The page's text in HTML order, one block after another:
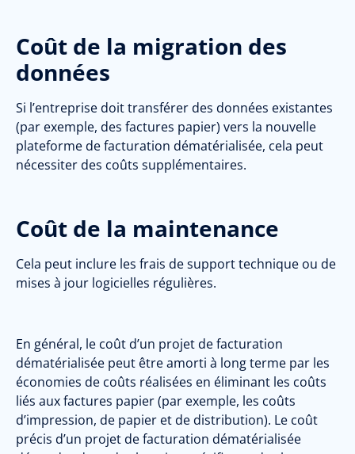
Coût de la migration des
données
Si l’entreprise doit transférer des données existantes
(par exemple, des factures papier) vers la nouvelle
plateforme de facturation dématérialisée, cela peut
nécessiter des coûts supplémentaires.
Coût de la maintenance
Cela peut inclure les frais de support technique ou de
mises à jour logicielles régulières.
En général, le coût d’un projet de facturation
dématérialisée peut être amorti à long terme par les
économies de coûts réalisées en éliminant les coûts
liés aux factures papier (par exemple, les coûts
d’impression, de papier et de distribution). Le coût
précis d’un projet de facturation dématérialisée